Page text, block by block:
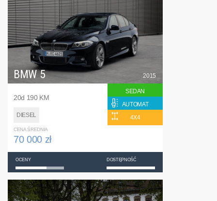
BMW 5
20d 190 KM
DIESEL
2015
SEDAN
AUTOMAT
4X4
CENA ŚREDNIA
70 000 zł
OCENY DOSTĘPNOŚĆ